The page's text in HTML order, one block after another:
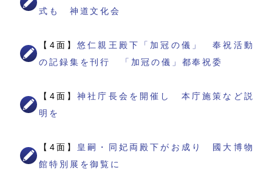
式も 神道文化会
【4面】悠仁親王殿下「加冠の儀」 奉祝活動
の記録集を刊行 「加冠の儀」都奉祝委
【4面】神社庁長会を開催し 本庁施策など説
明を
【4面】 皇嗣・同妃両殿下がお成り 國大博物
館特別展を御覧に